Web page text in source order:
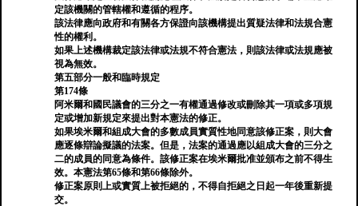
定該機關的管轄權和遵循的程序。
該法律應向政府和有關各方保證向該機構提出質疑法律和法規合憲
性的權利。
如果上述機構裁定該法律或法規不符合憲法，則該法律或法規應被
視為無效。
第五部分一般和臨時規定
第174條
阿米爾和國民議會的三分之一有權通過修改或刪除其一項或多項規
定或增加新規定來提出對本憲法的修正。
如果埃米爾和組成大會的多數成員實質性地同意該修正案，則大會
應逐條辯論擬議的法案。但是，法案的通過應以組成大會的三分之
二的成員的同意為條件。該修正案在埃米爾批准並頒布之前不得生
效。本憲法第65條和第66條除外。
修正案原則上或實質上被拒絕的，不得自拒絕之日起一年後重新提
交。